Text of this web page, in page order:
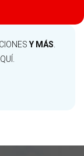
Y MÁS